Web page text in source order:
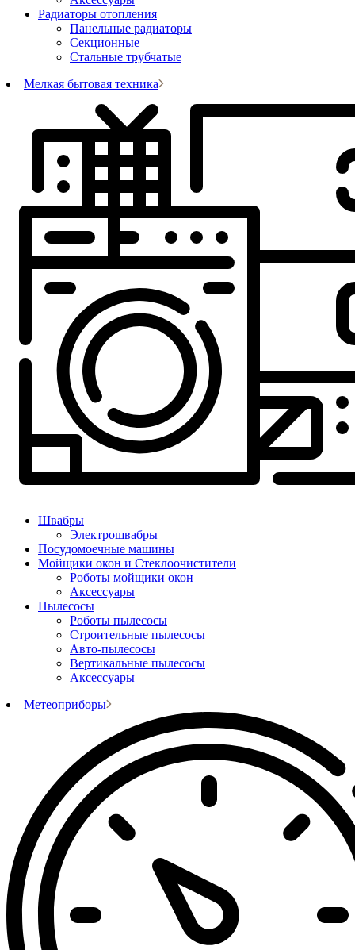
Радиаторы отопления
Панельные радиаторы
Секционные
Стальные трубчатые
Мелкая бытовая техника
Швабры
Электрошвабры
Посудомоечные машины
Мойщики окон и Стеклоочистители
Роботы мойщики окон
Аксессуары
Пылесосы
Роботы пылесосы
Строительные пылесосы
Авто-пылесосы
Вертикальные пылесосы
Аксессуары
Метеоприборы